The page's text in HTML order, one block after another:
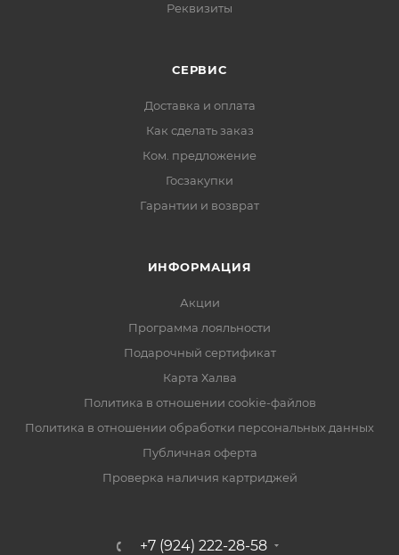
Реквизиты
СЕРВИС
Доставка и оплата
Как сделать заказ
Ком. предложение
Госзакупки
Гарантии и возврат
ИНФОРМАЦИЯ
Акции
Программа лояльности
Подарочный сертификат
Карта Халва
Политика в отношении cookie-файлов
Политика в отношении обработки персональных данных
Публичная оферта
Проверка наличия картриджей
+7 (924) 222-28-58